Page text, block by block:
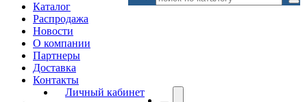
Каталог
Распродажа
Новости
О компании
Партнеры
Доставка
Контакты
Личный кабинет